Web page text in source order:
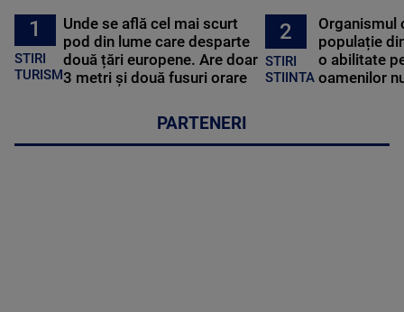
1
STIRI
TURISM
Unde se află cel mai scurt
pod din lume care desparte
două țări europene. Are doar
3 metri și două fusuri orare
2
STIRI
STIINTA
Organismul
populație
o abilitate
oamenilor
PARTENERI